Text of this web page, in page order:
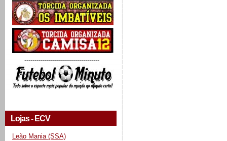
-------------------------------------
Lojas - ECV
Leão Mania (SSA)